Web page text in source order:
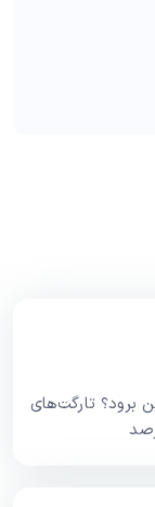
برود؟ تارگت‌های